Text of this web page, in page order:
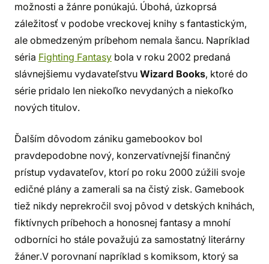
možnosti a žánre ponúkajú. Úbohá, úzkoprsá
záležitosť v podobe vreckovej knihy s fantastickým,
ale obmedzeným príbehom nemala šancu. Napríklad
séria Fighting Fantasy bola v roku 2002 predaná
slávnejšiemu vydavateľstvu Wizard Books, ktoré do
série pridalo len niekoľko nevydaných a niekoľko
nových titulov.
Ďalším dôvodom zániku gamebookov bol
pravdepodobne nový, konzervatívnejší finančný
prístup vydavateľov, ktorí po roku 2000 zúžili svoje
edičné plány a zamerali sa na čistý zisk. Gamebook
tiež nikdy neprekročil svoj pôvod v detských knihách,
fiktívnych príbehoch a honosnej fantasy a mnohí
odborníci ho stále považujú za samostatný literárny
žáner.V porovnaní napríklad s komiksom, ktorý sa